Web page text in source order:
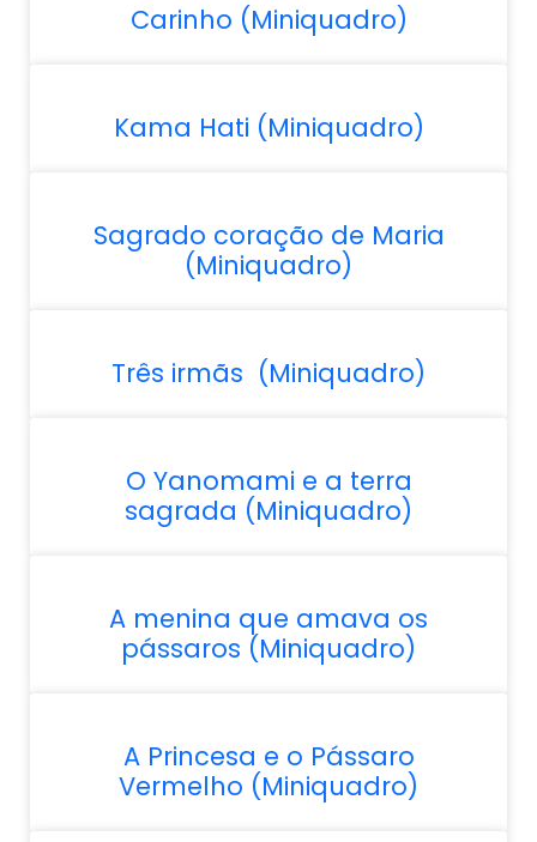
Carinho (Miniquadro)
Kama Hati (Miniquadro)
Sagrado coração de Maria
(Miniquadro)
Três irmãs (Miniquadro)
O Yanomami e a terra
sagrada (Miniquadro)
A menina que amava os
pássaros (Miniquadro)
A Princesa e o Pássaro
Vermelho (Miniquadro)